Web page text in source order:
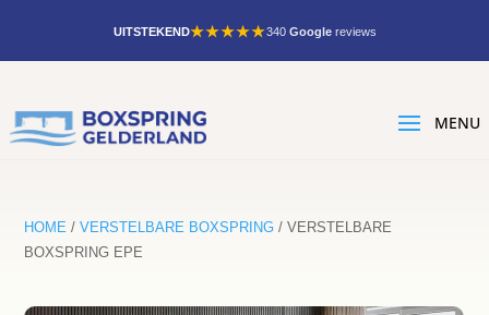
UITSTEKEND★★★★★340 Googlereviews
HOME /VERSTELBARE BOXSPRING / VERSTELBARE
BOXSPRING EPE